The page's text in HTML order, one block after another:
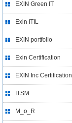
EXIN Green IT
Exin ITIL
EXIN portfolio
Exin Certification
EXIN Inc Certification
ITSM
M_o_R